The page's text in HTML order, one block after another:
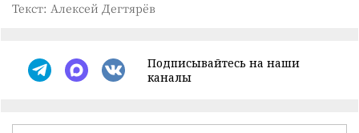
Текст: Алексей Дегтярёв
Подписывайтесь на наши
каналы